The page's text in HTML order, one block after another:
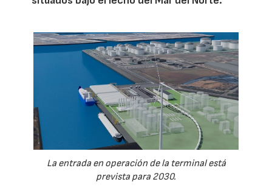
La entrada en operación de la terminal está
prevista para 2030.